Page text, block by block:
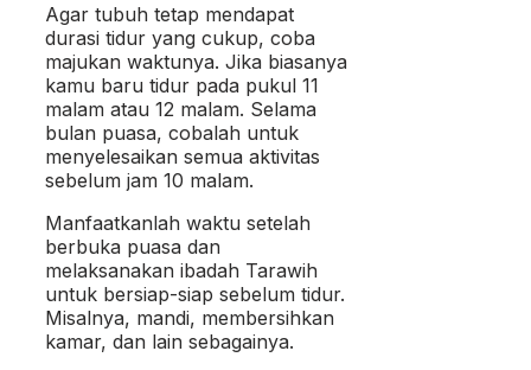
Agar tubuh tetap mendapat
durasi tidur yang cukup, coba
majukan waktunya. Jika biasanya
kamu baru tidur pada pukul 11
malam atau 12 malam. Selama
bulan puasa, cobalah untuk
menyelesaikan semua aktivitas
sebelum jam 10 malam.
Manfaatkanlah waktu setelah
berbuka puasa dan
melaksanakan ibadah Tarawih
untuk bersiap-siap sebelum tidur.
Misalnya, mandi, membersihkan
kamar, dan lain sebagainya.